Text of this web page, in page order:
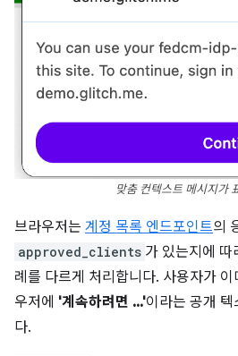
맞춤 컨텍스트 메시지가
브라우저는 계정 목록 엔드포인트의
approved_clients 가 있는지에 따
례를 다르게 처리합니다. 사용자가
우저에 '계속하려면 ...'이라는 공개 텍
다.